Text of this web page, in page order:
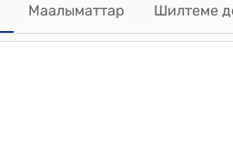
Маалыматтар Шилтеме